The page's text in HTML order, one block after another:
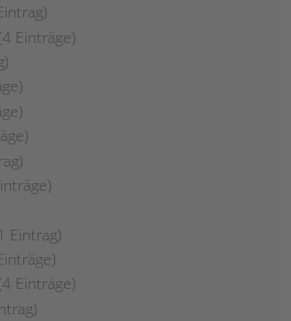
Einträge)
Eintrag)
Einträge)